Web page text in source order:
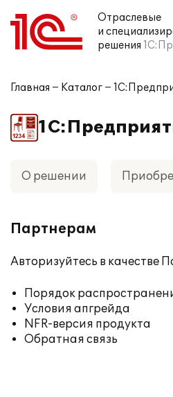
Отраслевые
и
решения
Главная Каталог
О решении
Партнерам
Авторизуйтесь в качестве
Порядок
Условия апгрейда
NFR-версия продукта
Обратная связь